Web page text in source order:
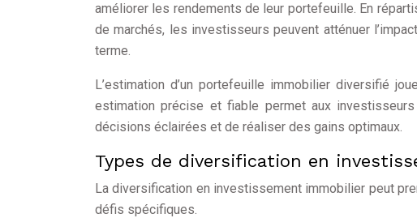
améliorer les rendements de leur portefeuille. En
de marchés, les investisseurs peuvent atténuer
terme.
L’estimation d’un portefeuille immobilier diversifié
estimation précise et fiable permet aux
décisions éclairées et de réaliser des gains optimaux.
Types de diversification en
La diversification en investissement immobilier peut
défis spécifiques.